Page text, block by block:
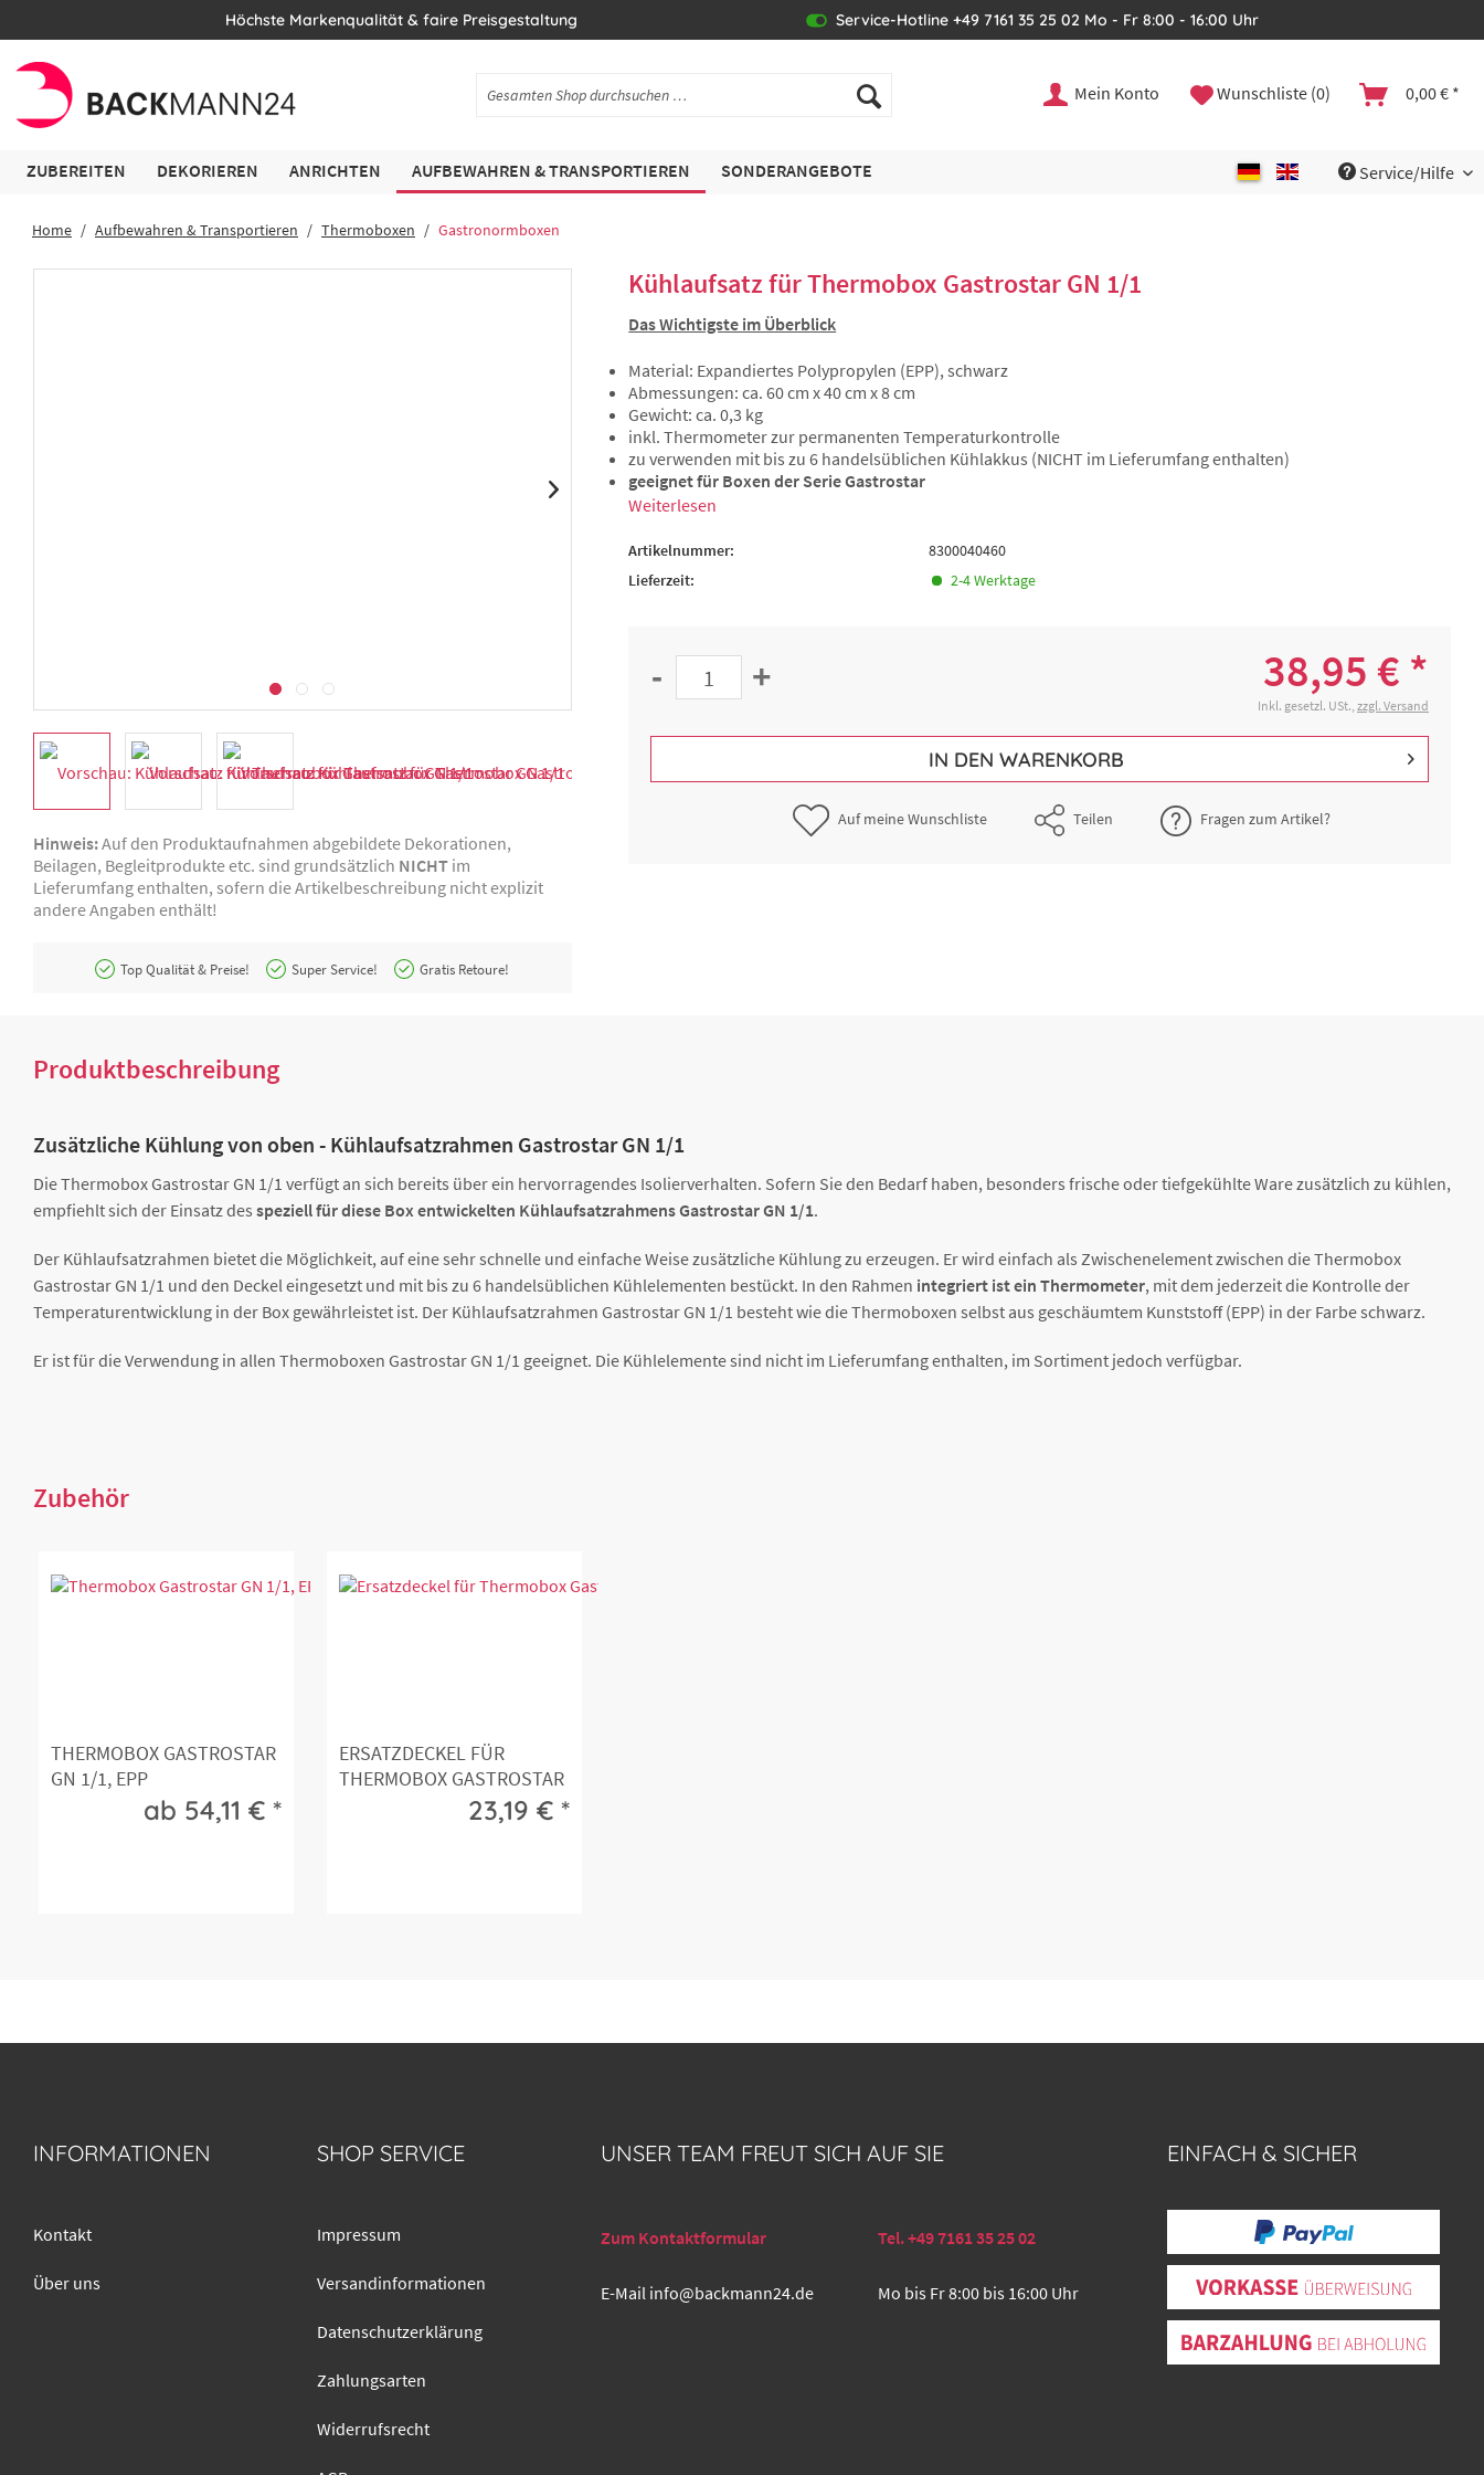
Höchste Markenqualität & faire Preisgestaltung Service-Hotline +49 7161 35 25 02 Mo - Fr 8:00 - 16:00 Uhr
Mein Konto Wunschliste (0) 0,00 € *
ZUBEREITEN DEKORIEREN ANRICHTEN AUFBEWAHREN & TRANSPORTIEREN SONDERANGEBOTE Service/Hilfe
Home Aufbewahren & Transportieren Thermoboxen Gastronormboxen
Hinweis:Auf den Produktaufnahmen abgebildete Dekorationen,
Beilagen, Begleitprodukte etc. sind grundsätzlich NICHT im
Lieferumfang enthalten, sofern die Artikelbeschreibung nicht explizit
andere Angaben enthält!
Top Qualität & Preise! Super Service! Gratis Retoure!
Kühlaufsatz für Thermobox Gastrostar GN 1/1
Das Wichtigste im Überblick
Material: Expandiertes Polypropylen (EPP), schwarz
Abmessungen: ca. 60 cm x 40 cm x 8 cm
Gewicht: ca. 0,3 kg
inkl. Thermometer zur permanenten Temperaturkontrolle
zu verwenden mit bis zu 6 handelsüblichen Kühlakkus (NICHT im Lieferumfang enthalten)
geeignet für Boxen der Serie Gastrostar
Weiterlesen
Artikelnummer:
8300040460
Lieferzeit:
2-4 Werktage
38,95 € *
Inkl. gesetzl. USt., zzgl. Versand
- +
IN DEN WARENKORB
Auf meine Wunschliste Teilen Fragen zum Artikel?
Produktbeschreibung
Zusätzliche Kühlung von oben - Kühlaufsatzrahmen Gastrostar GN 1/1
Die Thermobox Gastrostar GN 1/1 verfügt an sich bereits über ein hervorragendes Isolierverhalten. Sofern Sie den Bedarf haben, besonders frische oder tiefgekühlte Ware zusätzlich zu kühlen,
empfiehlt sich der Einsatz des speziell für diese Box entwickelten Kühlaufsatzrahmens Gastrostar GN 1/1.
Der Kühlaufsatzrahmen bietet die Möglichkeit, auf eine sehr schnelle und einfache Weise zusätzliche Kühlung zu erzeugen. Er wird einfach als Zwischenelement zwischen die Thermobox
Gastrostar GN 1/1 und den Deckel eingesetzt und mit bis zu 6 handelsüblichen Kühlelementen bestückt. In den Rahmen integriert ist ein Thermometer, mit dem jederzeit die Kontrolle der
Temperaturentwicklung in der Box gewährleistet ist. Der Kühlaufsatzrahmen Gastrostar GN 1/1 besteht wie die Thermoboxen selbst aus geschäumtem Kunststoff (EPP) in der Farbe schwarz.
Er ist für die Verwendung in allen Thermoboxen Gastrostar GN 1/1 geeignet. Die Kühlelemente sind nicht im Lieferumfang enthalten, im Sortiment jedoch verfügbar.
Zubehör
THERMOBOX GASTROSTAR
GN 1/1, EPP
ab 54,11 € *
ERSATZDECKEL FÜR
THERMOBOX GASTROSTAR
23,19 € *
INFORMATIONEN
Kontakt
Über uns
SHOP SERVICE
Impressum
Versandinformationen
Datenschutzerklärung
Zahlungsarten
Widerrufsrecht
UNSER TEAM FREUT SICH AUF SIE
Zum Kontaktformular Tel. +49 7161 35 25 02
E-Mail info@backmann24.de Mo bis Fr 8:00 bis 16:00 Uhr
EINFACH & SICHER